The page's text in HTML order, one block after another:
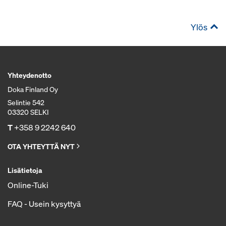
Ylös
Yhteydenotto
Doka Finland Oy
Selintie 542
03320 SELKI
T+358 9 2242 640
OTA YHTEYTTÄ NYT
Lisätietoja
Online-Tuki
FAQ - Usein kysyttyä